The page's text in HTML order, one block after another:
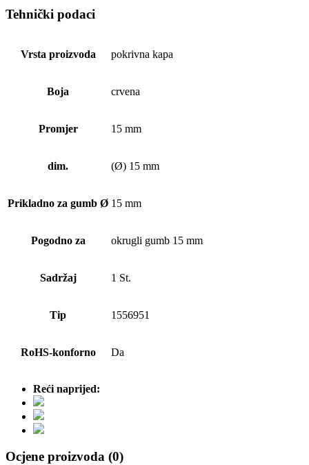
Tehnički podaci
Vrsta proizvoda pokrivna kapa
Boja crvena
Promjer 15 mm
dim. (Ø) 15 mm
Prikladno za gumb Ø 15 mm
Pogodno za okrugli gumb 15 mm
Sadržaj 1 St.
Tip 1556951
RoHS-konforno Da
Reći naprijed:
Ocjene proizvoda (0)